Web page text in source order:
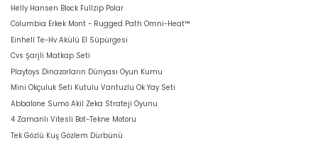
Helly Hansen Block Fullzip Polar
Columbia Erkek Mont - Rugged Path Omni-Heat™
Einhell Te-Hv Akülü El Süpürgesi
Cvs Şarjli Matkap Seti
Playtoys Dinazorların Dünyası Oyun Kumu
Mini Okçuluk Seti Kutulu Vantuzlu Ok Yay Seti
Abbalone Sumo Akil Zeka Strateji Oyunu
4 Zamanlı Vitesli Bot-Tekne Motoru
Tek Gözlü Kuş Gözlem Dürbünü